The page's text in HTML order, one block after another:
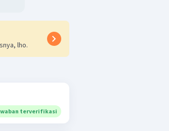
lho.
terverifikasi